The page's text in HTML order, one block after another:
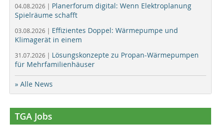
04.08.2026 | Planerforum digital: Wenn Elektroplanung
Spielräume schafft
03.08.2026 | Effizientes Doppel: Wärmepumpe und
Klimagerät in einem
31.07.2026 | Lösungskonzepte zu Propan-Wärmepumpen
für Mehrfamilienhäuser
» Alle News
TGA Jobs